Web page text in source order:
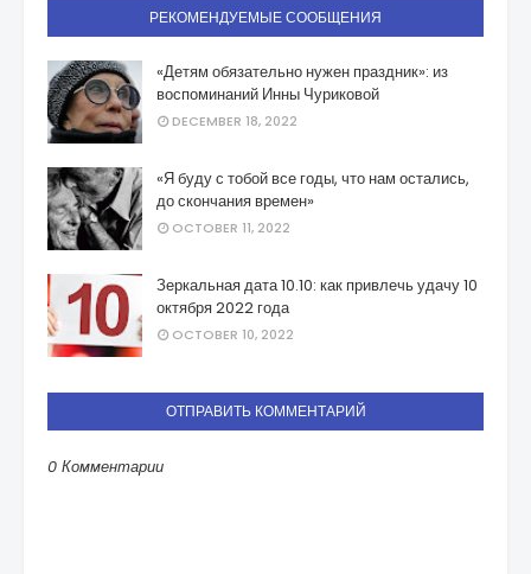
РЕКОМЕНДУЕМЫЕ СООБЩЕНИЯ
«Детям обязательно нужен праздник»: из
воспоминаний Инны Чуриковой
DECEMBER 18, 2022
«Я буду с тобой все годы, что нам остались,
до скончания времен»
OCTOBER 11, 2022
Зеркальная дата 10.10: как привлечь удачу 10
октября 2022 года
OCTOBER 10, 2022
ОТПРАВИТЬ КОММЕНТАРИЙ
0 Комментарии